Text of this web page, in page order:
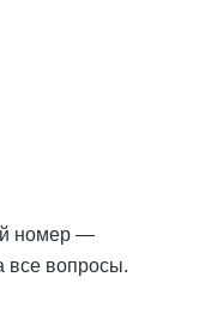
номер —
все вопросы.